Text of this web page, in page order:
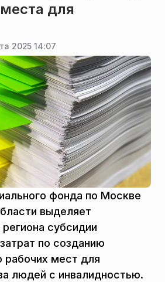
для
2025 14:07
фонда по Москве
выделяет
субсидии
по созданию
рабочих мест для
людей с инвалидностью.